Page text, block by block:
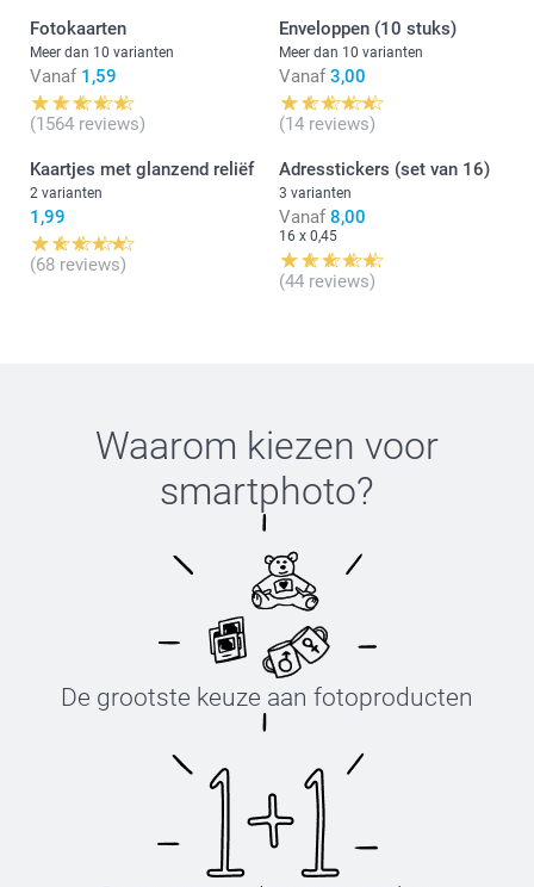
Een snelle duidelijke communicatie
Ik blijf fan.! 🙂
Vriendelijke groet!
Nathalie @smartphoto
Fotokaarten
Meer dan 10 varianten
Vanaf 1,59
(1564 reviews)
Enveloppen (10 stuks)
Meer dan 10 varianten
Vanaf 3,00
(14 reviews)
Kaartjes met glanzend reliëf
2 varianten
1,99
(68 reviews)
Adresstickers (set van 16)
3 varianten
Vanaf 8,00
16 x 0,45
(44 reviews)
Waarom kiezen voor
smartphoto?
De grootste keuze aan fotoproducten